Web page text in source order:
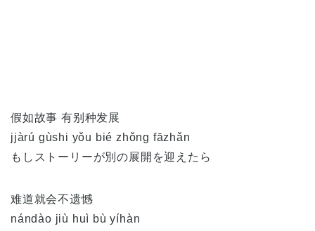
假如故事 有别种发展
jjàrú gùshi yǒu bié zhǒng fāzhǎn
もしストーリーが別の展開を迎えたら
难道就会不遗憾
nándào jiù huì bù yíhàn